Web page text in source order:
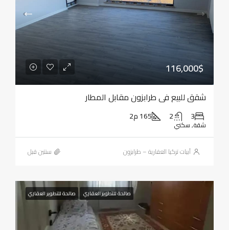
116,000$
شقق للبيع في طرابزون مقابل المطار
3
2 165 م2
شقة, سكني
أبيات تركيا العقارية – طرابزون ‏سنتين قبل
صالحة للتطوير العقاري صالحة للتطوير العقاري